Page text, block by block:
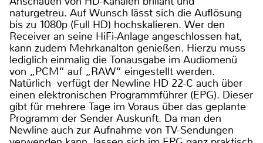
naturgetreu. Auf Wunsch lässt sich die Auﬂösung
bis zu 1080p (Full HD) hochskalieren. Wer den
Receiver an seine HiFi-Anlage angeschlossen hat,
kann zudem Mehrkanalton genießen. Hierzu muss
lediglich einmalig die Tonausgabe im Audiomenü
von „PCM“ auf „RAW“ eingestellt werden.
Natürlich verfügt der Newline HD 22-C auch über
einen elektronischen Programmführer (EPG). Dieser
gibt für mehrere Tage im Voraus über das geplante
Programm der Sender Auskunft. Da man den
Newline auch zur Aufnahme von TV-Sendungen